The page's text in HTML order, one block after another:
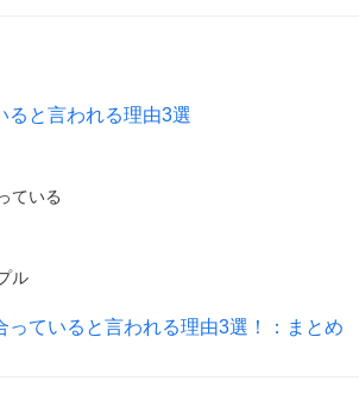
ると言われる理由3選
ている
ル
ていると言われる理由3選！：まとめ